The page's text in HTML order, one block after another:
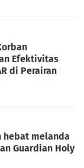
Efektivitas
di Perairan
hebat melanda
Guardian Holy